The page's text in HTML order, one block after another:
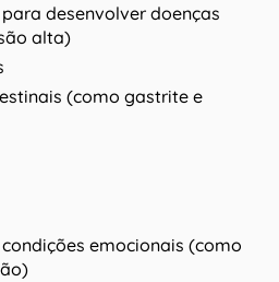
desenvolver doenças
alta)
(como gastrite e
emocionais (como